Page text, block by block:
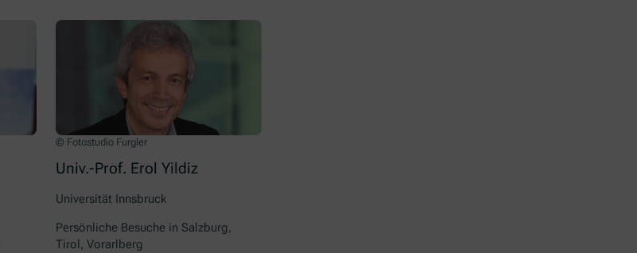
© Fotostudio Furgler
Univ.-Prof. Erol Yildiz
Universität Innsbruck
Persönliche Besuche in Salzburg,
Tirol, Vorarlberg